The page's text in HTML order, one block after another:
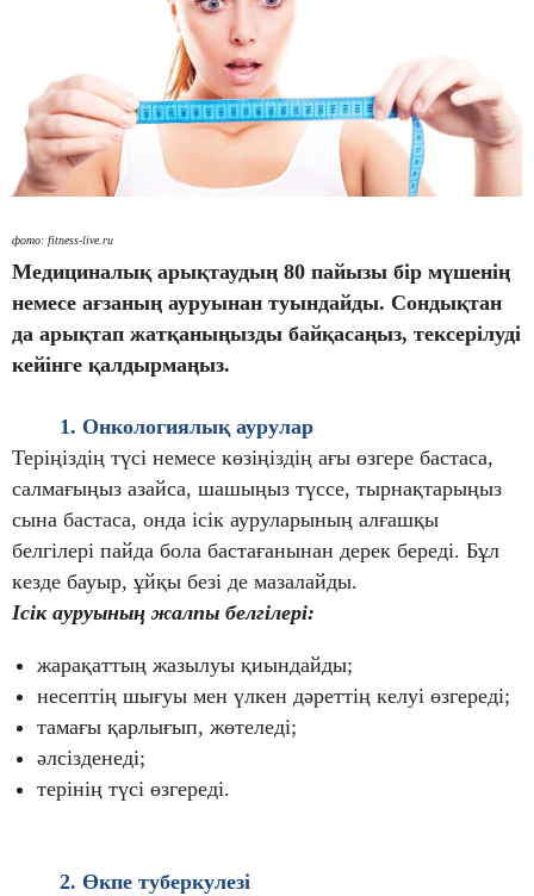
фото: fitness-live.ru
Медициналық арықтаудың 80 пайызы бір мүшенің
немесе ағзаның ауруынан туындайды. Сондықтан
да арықтап жатқаныңызды байқасаңыз, тексерілуді
кейінге қалдырмаңыз.
1. Онкологиялық аурулар
Теріңіздің түсі немесе көзіңіздің ағы өзгере бастаса,
салмағыңыз азайса, шашыңыз түссе, тырнақтарыңыз
сына бастаса, онда ісік ауруларының алғашқы
белгілері пайда бола бастағанынан дерек береді. Бұл
кезде бауыр, ұйқы безі де мазалайды.
Ісік ауруының жалпы белгілері:
жарақаттың жазылуы қиындайды;
несептің шығуы мен үлкен дәреттің келуі өзгереді;
тамағы қарлығып, жөтеледі;
әлсізденеді;
терінің түсі өзгереді.
2. Өкпе туберкулезі